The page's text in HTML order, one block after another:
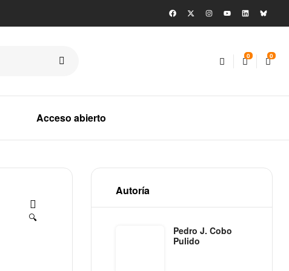
0 0
Acceso abierto
🔍
Autoría
Pedro J. Cobo
Pulido